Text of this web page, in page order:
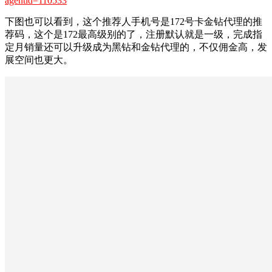
下图也可以看到，这个推荐人手机号是172号卡金钻代理的推
荐码，这个是172最高级别的了，注册默认就是一级，完成指
定月销量还可以升级成为黑钻和金钻代理的，不仅佣金高，发
展空间也更大。